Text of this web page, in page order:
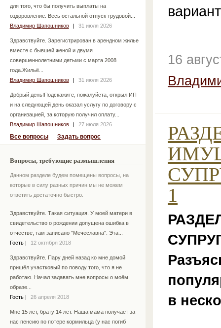
для того, что бы получить выплаты на
оздоровление. Весь остальной отпуск трудовой...
Владимир Шапошников
| 31 июля 2026
Здравствуйте. Зарегистрирован в арендном жилье
вместе с бывшей женой и двумя
совершеннолетними детьми с марта 2008
года.Жильё...
Владимир Шапошников
| 31 июля 2026
Добрый день!Подскажите, пожалуйста, открыл ИП
и на следующей день оказал услугу по договору с
организацией, за которую получил оплату...
Владимир Шапошников
| 27 июля 2026
Все вопросы Задать вопрос
Вопросы, требующие размышления
Данном разделе будем помещены вопросы, на
которые в силу разных причин мы не можем
ответить достаточно быстро.
Здравствуйте. Такая ситуация. У моей матери в
свидетельство о рождении допущена ошибка в
отчестве, там записано "Мечеславна". Эта...
Гость
12 октября 2018
Здравствуйте. Пару дней назад ко мне домой
пришёл участковый по поводу того, что я не
работаю. Начал задавать мне вопросы о моём
образе...
Гость
26 апреля 2018
Мне 15 лет, брату 14 лет. Наша мама получает за
нас пенсию по потере кормильца (у нас погиб
16
1
в